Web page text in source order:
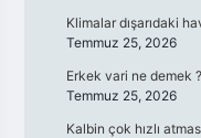
Klimalar dışarıdaki
Temmuz 25, 2026
Erkek vari ne demek ?
Temmuz 25, 2026
Kalbin çok hızlı